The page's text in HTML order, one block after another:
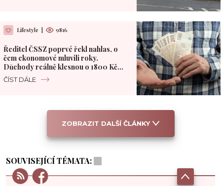
Lifestyle 9816
Ředitel ČSSZ poprvé řekl nahlas, o
čem ekonomové mluvili roky.
Důchody reálně klesnou o 1800 Kč
měsíčně
ČÍST DÁLE
ZOBRAZIT DALŠÍ ČLÁNKY
SOUVISEJÍCÍ TÉMATA: